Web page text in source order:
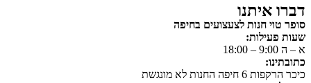
דברו איתנו
סופר טוי חנות לצעצועים בחיפה
שעות פעילות:
א – ה 9:00 – 18:00
כתובתינו:
כיכר הרקפות 6 חיפה החנות לא מונגשת